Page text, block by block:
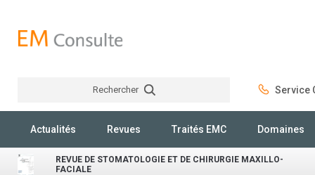
Rechercher Service
Actualités Revues Traités EMC Domaines
REVUE DE STOMATOLOGIE ET DE CHIRURGIE MAXILLO-
FACIALE